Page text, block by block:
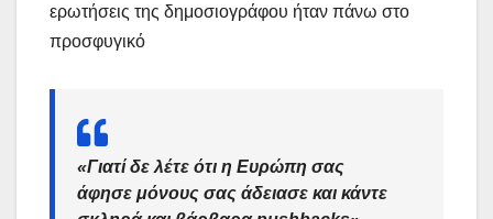
ερωτήσεις της δημοσιογράφου ήταν πάνω στο
προσφυγικό
«Γιατί δε λέτε ότι η Ευρώπη σας
άφησε μόνους σας άδειασε και κάντε